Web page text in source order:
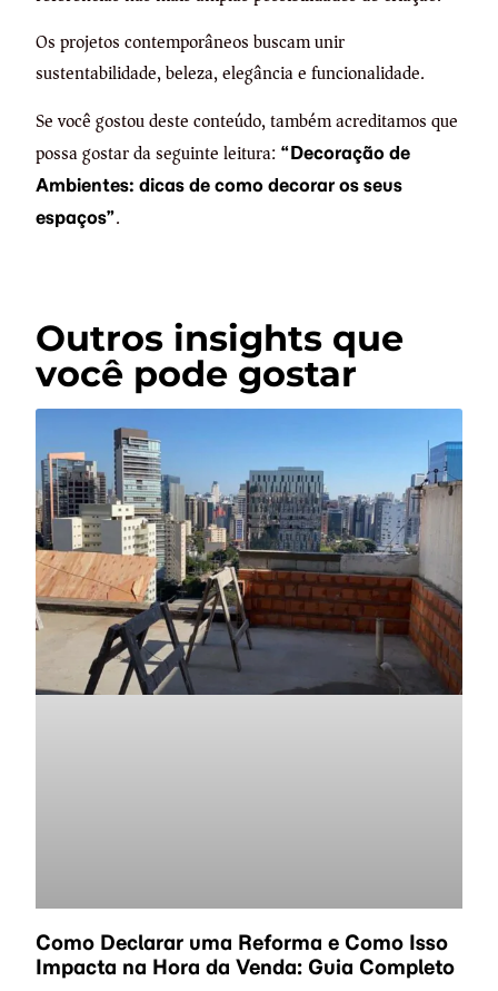
Os projetos contemporâneos buscam unir
sustentabilidade, beleza, elegância e funcionalidade.
Se você gostou deste conteúdo, também acreditamos que
possa gostar da seguinte leitura: “Decoração de
Ambientes: dicas de como decorar os seus
espaços”.
Outros insights que
você pode gostar
Como Declarar uma Reforma e Como Isso
Impacta na Hora da Venda: Guia Completo